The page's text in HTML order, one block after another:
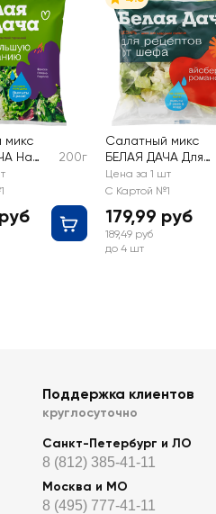
микс
На
200г
Салатный микс
БЕЛАЯ ДАЧА Для
рецептов от шефа
Цезарь
Цена за 1 шт
С Картой №1
179,99 руб
189,49 руб
до 4 шт
Поддержка клиентов
круглосуточно
Санкт-Петербург и ЛО
8 (812) 385-41-11
Москва и МО
8 (495) 777-41-11